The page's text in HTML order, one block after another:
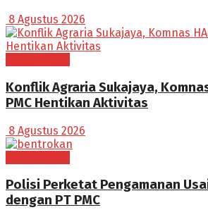
8 Agustus 2026
Konflik Agraria Sukajaya,
PMC Hentikan Aktivitas
8 Agustus 2026
Polisi Perketat Pengamanan
dengan PT PMC